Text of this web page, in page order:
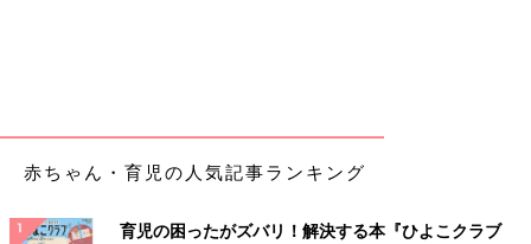
赤ちゃん・育児の人気記事ランキング
育児の困ったがズバリ！解決する本『ひよこクラブ